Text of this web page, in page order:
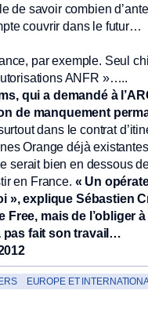
de savoir combien
couvrir dans le futur…
par exemple. Seul
ANFR »…..
qui a demandé à
de manquement
dans le contrat
Orange déjà
serait bien en dessous
en France. « Un
», explique Sébastien
Free, mais de l’obliger
pas fait son travail…
EUROPE ET